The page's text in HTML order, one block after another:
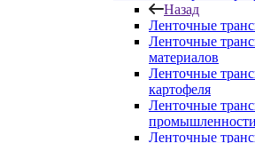
Назад
Ленточные
Ленточные
материалов
Ленточные
картофеля
Ленточные
промышленности
Ленточные